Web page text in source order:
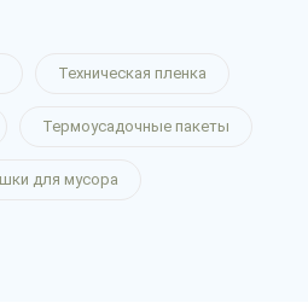
Техническая пленка
Термоусадочные пакеты
для мусора